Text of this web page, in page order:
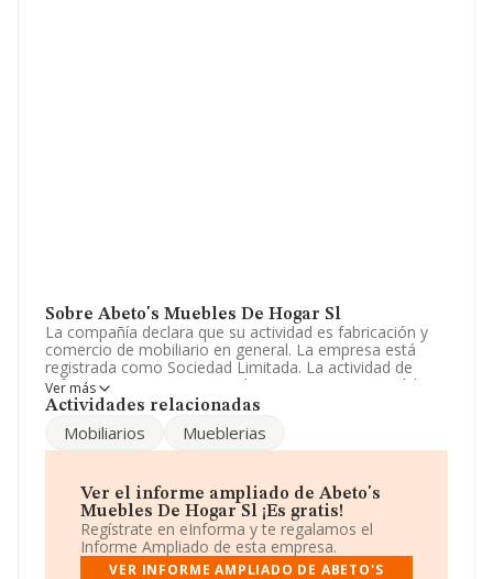
Sobre Abeto's Muebles De Hogar Sl
La compañía declara que su actividad es fabricación y
comercio de mobiliario en general. La empresa está
registrada como Sociedad Limitada. La actividad de
referencia CNAE corresponde a '%cnae%', cuyo Código
es 3100. No realiza actividad de importación y/o
Ha tenido el mismo número de profesionales y según
número de empleados por debajo de la media de
sector.
Dentro del ranking de empresas elaborado por
INFORMA, atendiendo a los niveles de facturación de la
Ver más
Actividades relacionadas
Mobiliarios Mueblerias
Ver el informe ampliado de Abeto's
Muebles De Hogar Sl ¡Es gratis!
Regístrate en eInforma y te regalamos el
Informe Ampliado de esta empresa.
VER INFORME AMPLIADO DE ABETO'S